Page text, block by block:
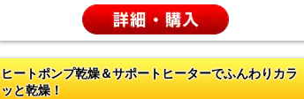
ヒートポンプ乾燥＆サポートヒーターでふんわりカラ
ッと乾燥！